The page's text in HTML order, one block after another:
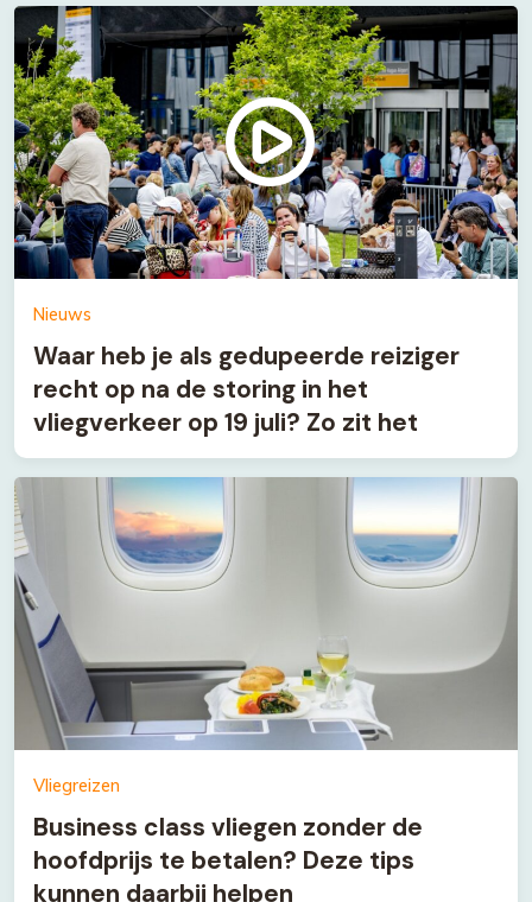
Nieuws
Waar heb je als gedupeerde reiziger
recht op na de storing in het
vliegverkeer op 19 juli? Zo zit het
Vliegreizen
Business class vliegen zonder de
hoofdprijs te betalen? Deze tips
kunnen daarbij helpen